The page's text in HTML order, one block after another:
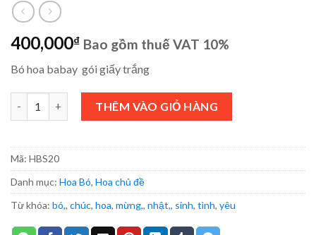
400,000₫ Bao gồm thuế VAT 10%
Bó hoa babay gói giấy trắng
BÓ BABY -HBS020 số lượngTHÊM VÀO GIỎ HÀNG
Mã: HBS20
Danh mục: Hoa Bó, Hoa chủ đề
Từ khóa: bó,, chúc, hoa, mừng,, nhật,, sinh, tình, yêu